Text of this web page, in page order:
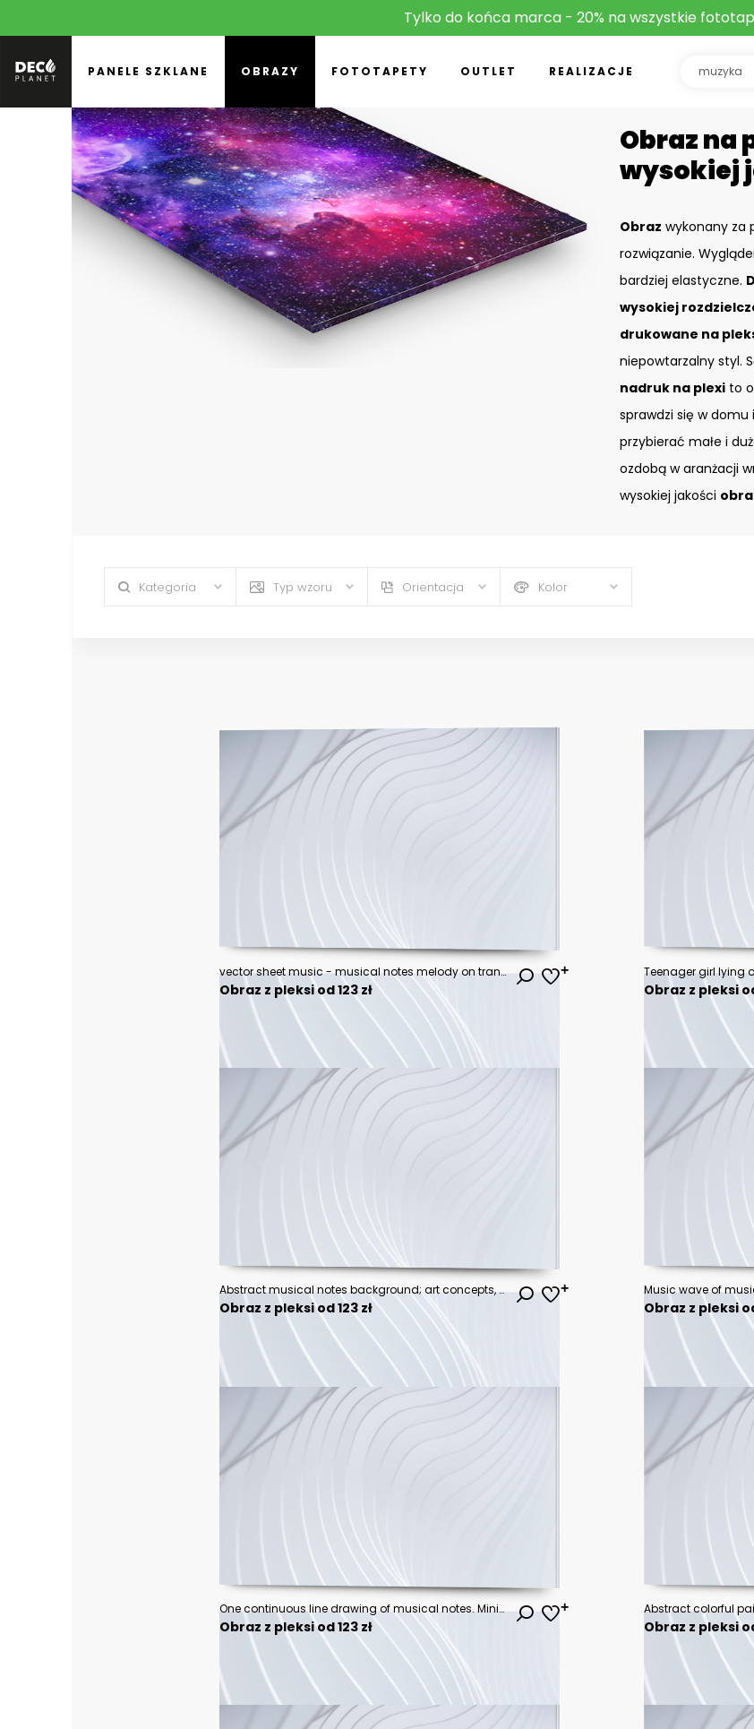
Tylko do końca marca - 20% na wszystkie
PANELE SZKLANE OBRAZY FOTOTAPETY OUTLET REALIZACJE
Obraz na
wysokiej
Obraz wykonany za
rozwiązanie.
bardziej elastyczne.
wysokiej
drukowane na
niepowtarzalny styl.
nadruk na plexi to
sprawdzi się w domu
przybierać małe i
ozdobą w aranżacji
wysokiej jakości
Kategoria Typ wzoru Orientacja Kolor
vector sheet music - musical notes melody on transparent background
Obraz z pleksi od 123 zł Obraz z pleksi
Abstract musical notes background; art concepts, original 3d rendering, RF illustration
Obraz z pleksi od 123 zł
Music wave of
Obraz z pleksi
One continuous line drawing of musical notes. Minimalist web banner and logo of music school or choir concert in simple linear style. Editable stroke. Doodle vector illustration
Obraz z pleksi od 123 zł Obraz z pleksi